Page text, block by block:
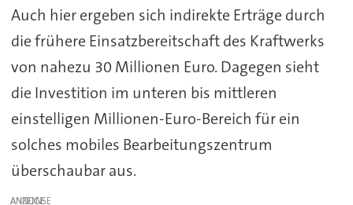
Auch hier ergeben sich indirekte Erträge durch
die frühere Einsatzbereitschaft des Kraftwerks
von nahezu 30 Millionen Euro. Dagegen sieht
die Investition im unteren bis mittleren
einstelligen Millionen-Euro-Bereich für ein
solches mobiles Bearbeitungszentrum
überschaubar aus.
ANZEIGE